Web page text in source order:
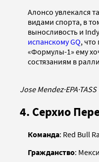
Алонсо увлекался
видами спорта, в
выносливость и
испанскому GQ, что
«Формулы-1» ему
состязаниям в
Jose Mendez·EPA·TASS
4. Серхио
Команда: Red Bull
Гражданство: